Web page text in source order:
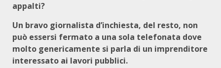
appalti?
Un bravo giornalista d’inchiesta, del resto, non
può essersi fermato a una sola telefonata dove
molto genericamente si parla di un imprenditore
interessato ai lavori pubblici.